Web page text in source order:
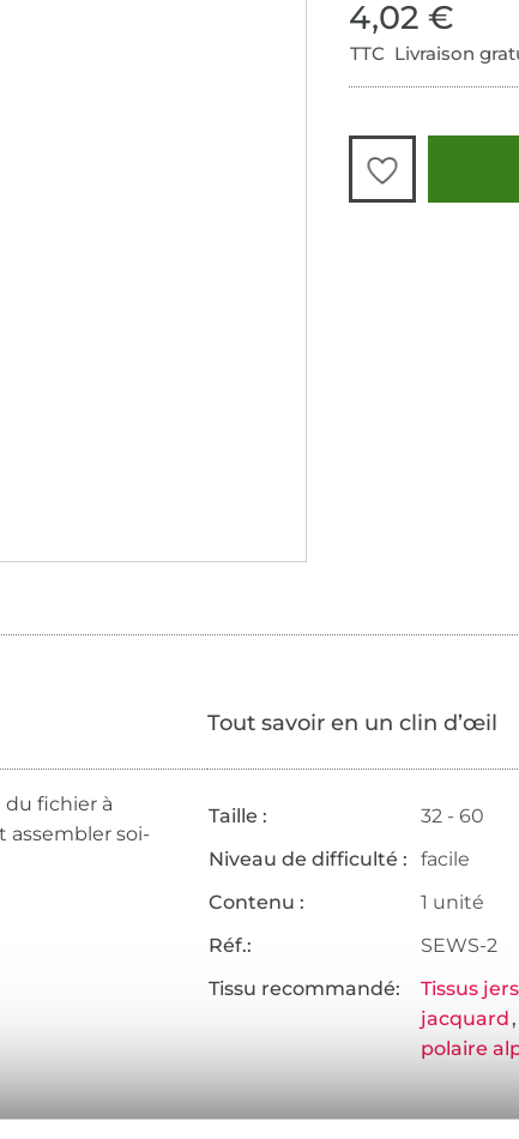
4,02 €
TTC Livraison
fichier à
assembler soi-
Tout savoir en un clin d’œil
Taille :
32 - 60
Niveau de difficulté :
facile
Contenu :
1 unité
Réf.:
SEWS-2
Tissu recommandé:
Tissus
jacquard
polaire